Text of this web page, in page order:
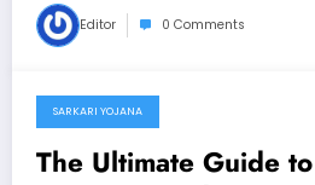
Editor 0 Comments
01/10/2024
SARKARI YOJANA
The Ultimate Guide